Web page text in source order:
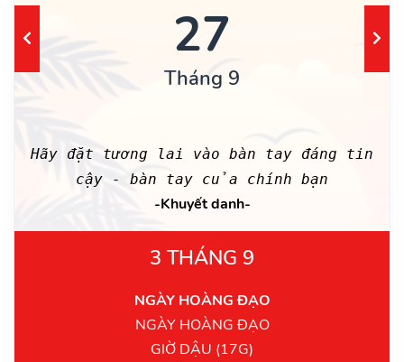
27
Tháng 9
Hãy đặt tương lai vào bàn tay đáng tin
cậy - bàn tay của chính bạn
-Khuyết danh-
3 THÁNG 9
NGÀY HOÀNG ĐẠO
NGÀY HOÀNG ĐẠO
GIỜ DẬU (17G)